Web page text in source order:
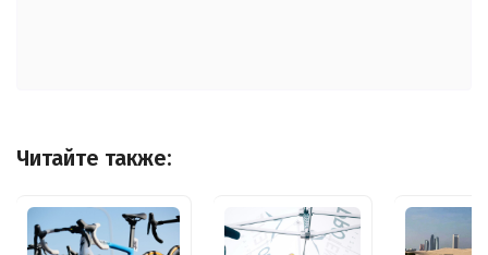
Читайте также: